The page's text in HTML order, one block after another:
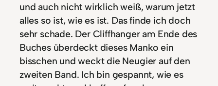
und auch nicht wirklich weiß, warum jetzt
alles so ist, wie es ist. Das finde ich doch
sehr schade. Der Cliffhanger am Ende des
Buches überdeckt dieses Manko ein
bisschen und weckt die Neugier auf den
zweiten Band. Ich bin gespannt, wie es